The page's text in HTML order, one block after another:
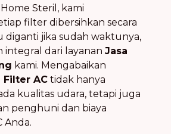
Home Steril, kami
filter dibersihkan secara
diganti jika sudah waktunya,
integral dari layanan Jasa
kami. Mengabaikan
Filter AC tidak hanya
kualitas udara, tetapi juga
penghuni dan biaya
Anda.